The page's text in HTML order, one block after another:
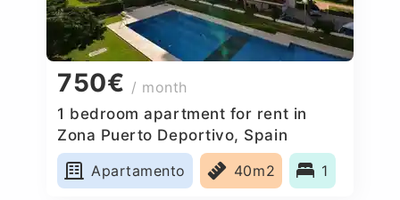
750€ / month
1 bedroom apartment for rent in
Zona Puerto Deportivo, Spain
Apartamento
40m2 1